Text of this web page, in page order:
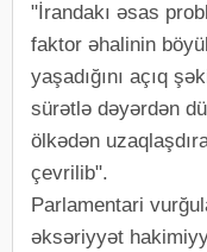
"İrandakı əsas
faktor əhalinin
yaşadığını açıq
sürətlə dəyərdən
ölkədən
çevrilib".
Parlamentari
əksəriyyət